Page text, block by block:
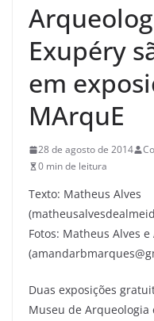
Exupéry
em
MArquE
28 de agosto de 2014
0 min de leitura
Texto: Matheus Alves
Fotos: Matheus Alves
Duas exposições
Museu de Arqueologia